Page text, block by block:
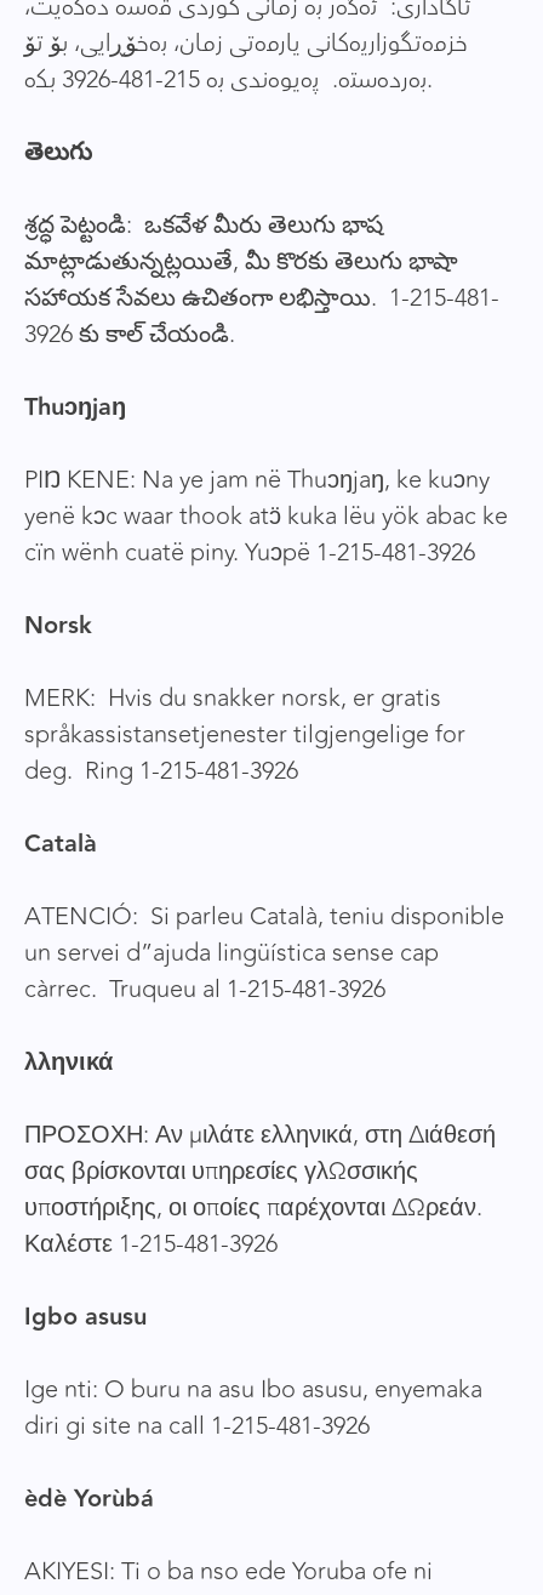
خزمەتگوزاریەکانی یارمەتی زمان، بەخۆڕایی، بۆ تۆ
بەردەستە. پەیوەندی بە 215-481-3926 بکە.
తెలుగు
శ్రద్ధ పెట్టండి: ఒకవేళ మీరు తెలుగు భాష
మాట్లాడుతున్నట్లయితే, మీ కొరకు తెలుగు భాషా
సహాయక సేవలు ఉచితంగా లభిస్తాయి. 1-215-481-
3926 కు కాల్ చేయండి.
Thuɔŋjaŋ
PIŊ KENE: Na ye jam në Thuɔŋjaŋ, ke kuɔny
yenë kɔc waar thook atɔ̈ kuka lëu yök abac ke
cïn wënh cuatë piny. Yuɔpë 1-215-481-3926
Norsk
MERK: Hvis du snakker norsk, er gratis
språkassistansetjenester tilgjengelige for
deg. Ring 1-215-481-3926
Català
ATENCIÓ: Si parleu Català, teniu disponible
un servei d”ajuda lingüística sense cap
càrrec. Truqueu al 1-215-481-3926
λληνικά
ΠΡΟΣΟΧΗ: Αν μιλάτε ελληνικά, στη διάθεσή
σας βρίσκονται υπηρεσίες γλωσσικής
υποστήριξης, οι οποίες παρέχονται δωρεάν.
Καλέστε 1-215-481-3926
Igbo asusu
Ige nti: O buru na asu Ibo asusu, enyemaka
diri gi site na call 1-215-481-3926
èdè Yorùbá
AKIYESI: Ti o ba nso ede Yoruba ofe ni